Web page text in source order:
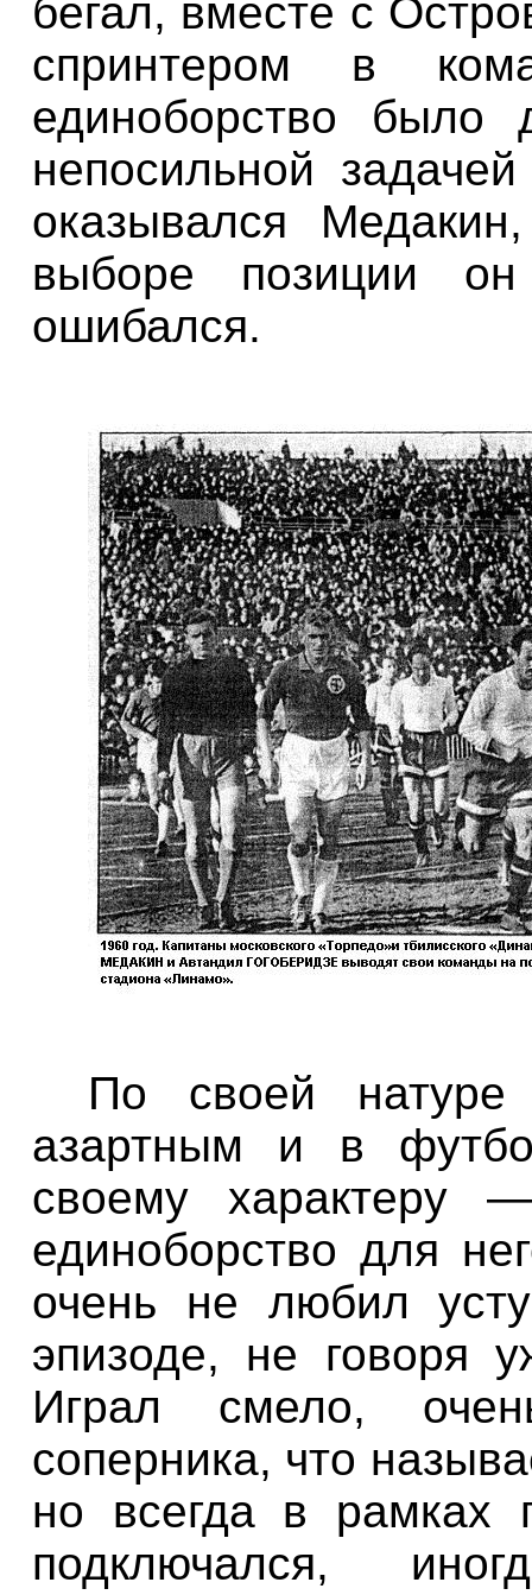
бегал, вместе с
спринтером
в
единоборство было
непосильной
оказывался
выборе позиции он
ошибался.
По своей
азартным и в
своему характеру
единоборство для
очень не любил
эпизоде, не говоря
Играл смело,
соперника, что
но всегда в рамках
подключался,